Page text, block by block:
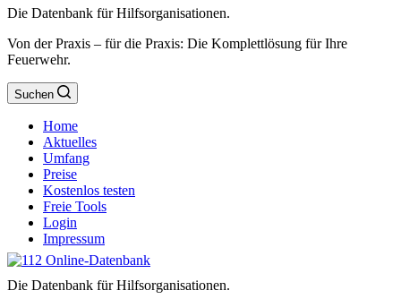
Die Datenbank für Hilfsorganisationen.
Von der Praxis – für die Praxis: Die Komplettlösung für Ihre
Feuerwehr.
Suchen
Home
Aktuelles
Umfang
Preise
Kostenlos testen
Freie Tools
Login
Impressum
Die Datenbank für Hilfsorganisationen.